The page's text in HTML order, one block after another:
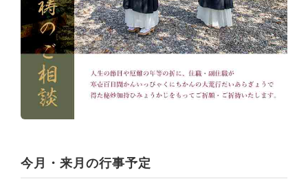
今月・来月の行事予定